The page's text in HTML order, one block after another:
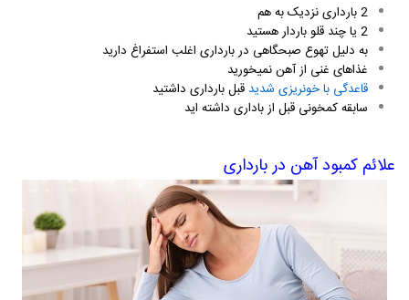
2 بارداری نزدیک به هم
2 یا چند قلو باردار هستید
به دلیل تهوع صبحگاهی در بارداری اغلب استفراغ دارید
غذاهای غنی از آهن نمیخورید
قاعدگی با خونریزی شدید قبل بارداری داشتید
سابقه کمخونی قبل از باداری داشته اید
علائم کمبود آهن در بارداری